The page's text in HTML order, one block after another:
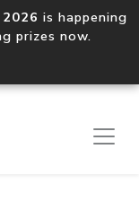
is happening
prizes now.